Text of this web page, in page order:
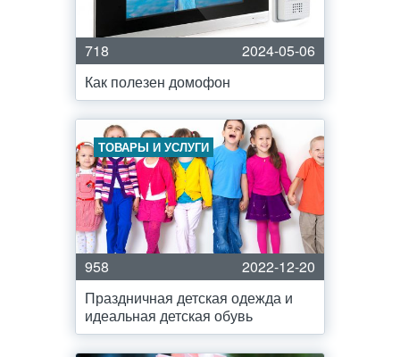
718
2024-05-06
Как полезен домофон
ТОВАРЫ И УСЛУГИ
958
2022-12-20
Праздничная детская одежда и
идеальная детская обувь